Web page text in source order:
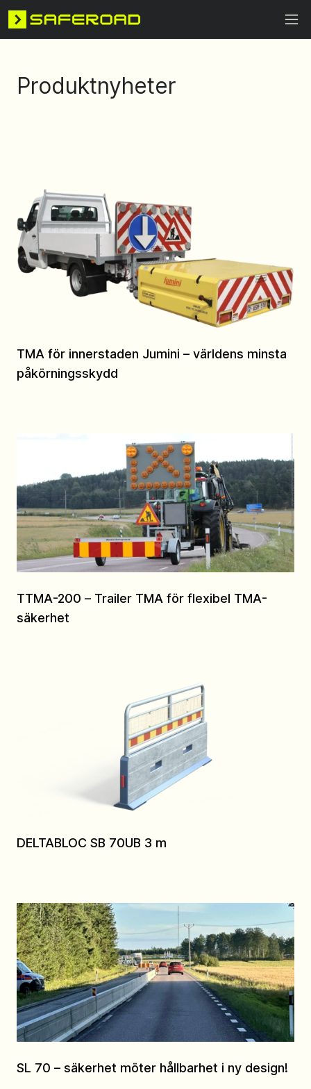
Produktnyheter
TMA för innerstaden Jumini – världens minsta
påkörningsskydd
TTMA-200 – Trailer TMA för flexibel TMA-
säkerhet
DELTABLOC SB 70UB 3 m
SL 70 – säkerhet möter hållbarhet i ny design!